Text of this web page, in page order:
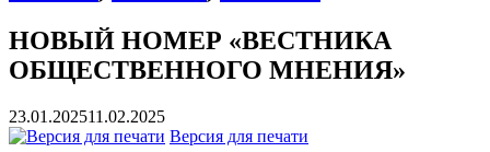
НОВЫЙ НОМЕР «ВЕСТНИКА
ОБЩЕСТВЕННОГО МНЕНИЯ»
23.01.202511.02.2025
Версия для печати